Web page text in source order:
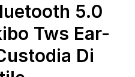
5.0
Tws Ear-
Di